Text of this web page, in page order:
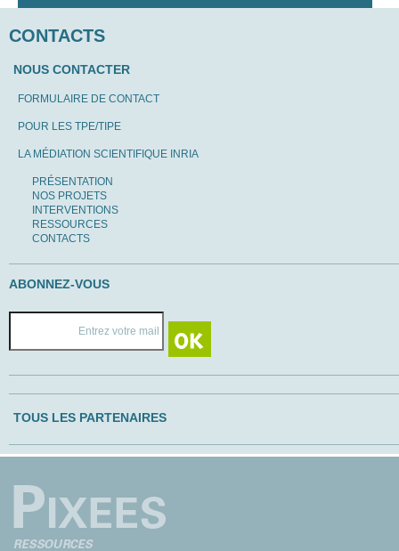
CONTACTS
NOUS CONTACTER
FORMULAIRE DE CONTACT
POUR LES TPE/TIPE
LA MÉDIATION SCIENTIFIQUE INRIA
PRÉSENTATION
NOS PROJETS
INTERVENTIONS
RESSOURCES
CONTACTS
ABONNEZ-VOUS
TOUS LES PARTENAIRES